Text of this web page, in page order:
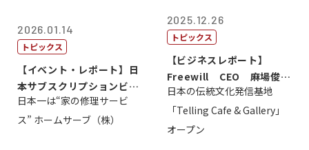
2026.01.14
トピックス
【イベント・レポート】日
本サブスクリプションビジ
ネス大賞20...
日本一は“家の修理サービ
ス” ホームサーブ（株）
2025.12.26
トピックス
【ビジネスレポート】
Freewill CEO 麻場俊行
氏
日本の伝統文化発信基地
「Telling Cafe & Gallery」
オープン